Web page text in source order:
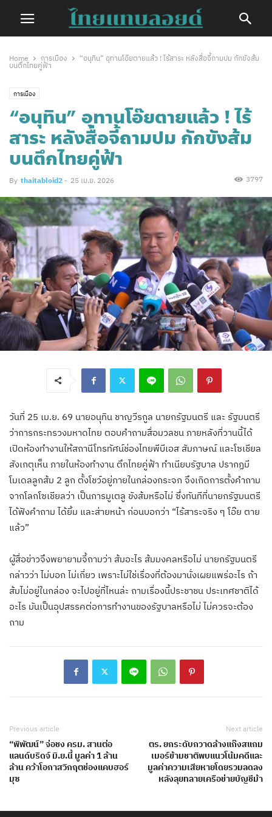
Home การเมือง
“อนุทิน” อุทานโอ๊ยตายแล้ว ! ไร้สาระ หลังสื่อจี้ถามปม กักขังส้ม
บนตึกไทยคู่ฟ้า
การเมือง
“อนุทิน” อุทานโอ๊ยตายแล้ว ! ไร้
สาระ หลังสื่อจี้ถามปม กักขังส้ม
บนตึกไทยคู่ฟ้า
By thaitabloid2 - 25 เม.ย. 2026 3797
วันที่ 25 เม.ย. 69 นายอนุทิน ชาญวีรกูล นายกรัฐมนตรี และ รัฐมนตรี
ว่าการกระทรวงมหาดไทย ตอบคำถามสื่อมวลชน ภายหลังที่วานนี้ได้
เปิดห้องทำงานให้สถานีโทรทัศน์ช่องไทยพีบีเอส สัมภาษณ์ และโซเชียล
สังเกตุเห็น ภายในห้องทำงาน ตึกไทยคู่ฟ้า ทำเนียบรัฐบาล ปรากฏมี
โมเดลลูกส้ม 2 ลูก ตั้งโชว์อยู่ภายในกล่องกระจก จึงเกิดการตั้งคำถาม
จากโลกโซเชียลว่า เป็นการมูเตลู ขังส้มหรือไม่ ซึ่งทันทีที่นายกรัฐมนตรี
ได้ฟังคำถาม ได้ยิ้ม และส่ายหน้า ก่อนบอกว่า “ไร้สาระจริง ๆ โอ๊ย ตาย
แล้ว”
ผู้สื่อข่าวจึงพยายามจี้ถามว่า ส้มอะไร ส้มมงคลหรือไม่ นายกรัฐมนตรี
กล่าวว่า ไม่บอก ไม่เกี่ยว เพราะไม่ใช่เรื่องที่ต้องมานั่งเผยแพร่อะไร ถ้า
ส้มไม่อยู่ในกล่อง จะไปอยู่ที่ไหนล่ะ ถามเรื่องนี้ประชาชน ประเทศชาติได้
อะไร มันเป็นอุปสรรคต่อการทำงานของรัฐบาลหรือไม่ ไม่ควรจะต้อง
ถาม
Previous article
“พิพัฒน์” จ่อชง ครม. สานต่อ
แลนด์บริดจ์ มิ.ย.นี้ มูลค่า 1 ล้าน
ล้าน คว้าโอกาสวิกฤตช่องแคบฮอร์
มุซ
Next article
ตร. ยกระดับกวาดล้างแก๊งสแกม
เมอร์ข้ามชาติพบแนวโน้มคดีและ
มูลค่าความเสียหายโดยรวมลดลง
หลังลุยทลายเครือข่ายบัญชีม้า